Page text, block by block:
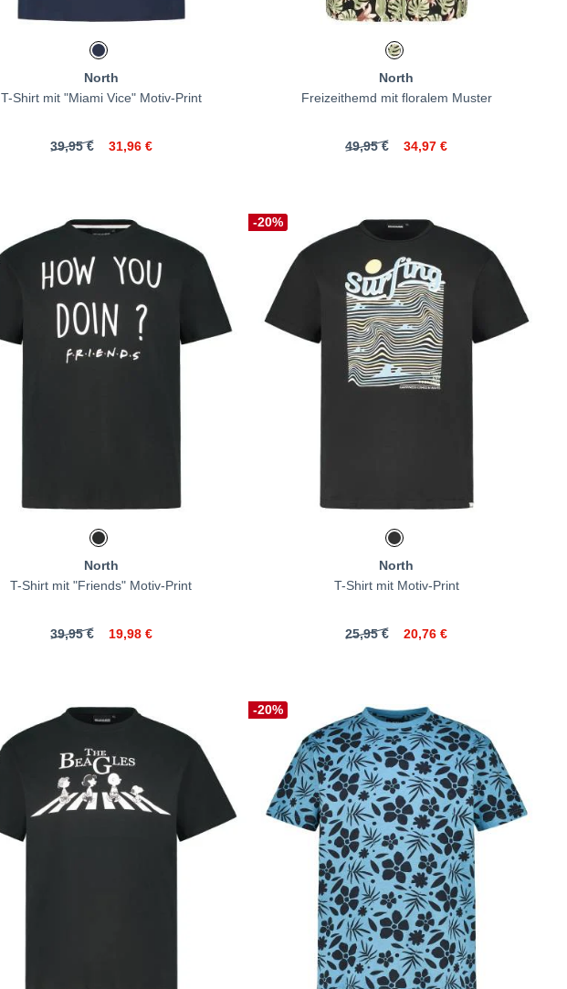
North
T-Shirt mit "Miami Vice" Motiv-Print
39,95 € 31,96 €
North
Freizeithemd mit floralem Muster
49,95 € 34,97 €
North
T-Shirt mit "Friends" Motiv-Print
39,95 € 19,98 €
-20%
North
T-Shirt mit Motiv-Print
25,95 € 20,76 €
-20%